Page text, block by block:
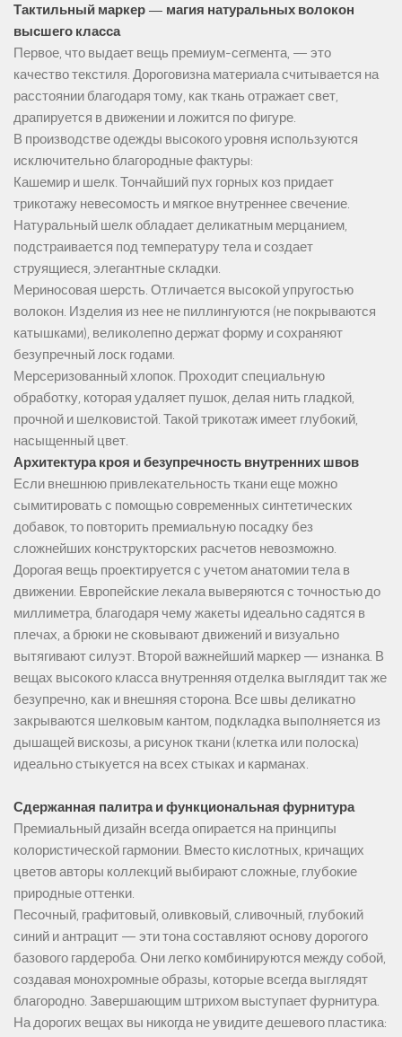
Тактильный маркер — магия натуральных волокон
высшего класса
Первое, что выдает вещь премиум-сегмента, — это
качество текстиля. Дороговизна материала считывается на
расстоянии благодаря тому, как ткань отражает свет,
драпируется в движении и ложится по фигуре.
В производстве одежды высокого уровня используются
исключительно благородные фактуры:
Кашемир и шелк. Тончайший пух горных коз придает
трикотажу невесомость и мягкое внутреннее свечение.
Натуральный шелк обладает деликатным мерцанием,
подстраивается под температуру тела и создает
струящиеся, элегантные складки.
Мериносовая шерсть. Отличается высокой упругостью
волокон. Изделия из нее не пиллингуются (не покрываются
катышками), великолепно держат форму и сохраняют
безупречный лоск годами.
Мерсеризованный хлопок. Проходит специальную
обработку, которая удаляет пушок, делая нить гладкой,
прочной и шелковистой. Такой трикотаж имеет глубокий,
насыщенный цвет.
Архитектура кроя и безупречность внутренних швов
Если внешнюю привлекательность ткани еще можно
сымитировать с помощью современных синтетических
добавок, то повторить премиальную посадку без
сложнейших конструкторских расчетов невозможно.
Дорогая вещь проектируется с учетом анатомии тела в
движении. Европейские лекала выверяются с точностью до
миллиметра, благодаря чему жакеты идеально садятся в
плечах, а брюки не сковывают движений и визуально
вытягивают силуэт. Второй важнейший маркер — изнанка. В
вещах высокого класса внутренняя отделка выглядит так же
безупречно, как и внешняя сторона. Все швы деликатно
закрываются шелковым кантом, подкладка выполняется из
дышащей вискозы, а рисунок ткани (клетка или полоска)
идеально стыкуется на всех стыках и карманах.
Сдержанная палитра и функциональная фурнитура
Премиальный дизайн всегда опирается на принципы
колористической гармонии. Вместо кислотных, кричащих
цветов авторы коллекций выбирают сложные, глубокие
природные оттенки.
Песочный, графитовый, оливковый, сливочный, глубокий
синий и антрацит — эти тона составляют основу дорогого
базового гардероба. Они легко комбинируются между собой,
создавая монохромные образы, которые всегда выглядят
благородно. Завершающим штрихом выступает фурнитура.
На дорогих вещах вы никогда не увидите дешевого пластика: